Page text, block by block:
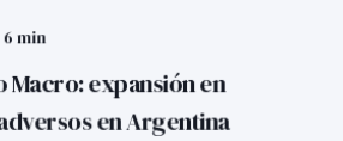
6 min
Macro: expansión en
en Argentina